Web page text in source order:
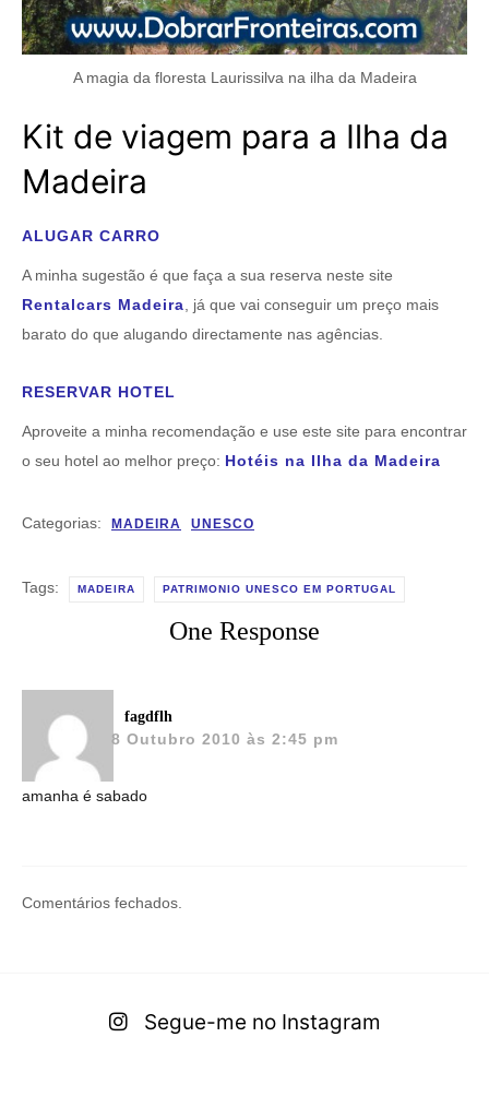
A magia da floresta Laurissilva na ilha da Madeira
Kit de viagem para a Ilha da
Madeira
ALUGAR CARRO
A minha sugestão é que faça a sua reserva neste site
Rentalcars Madeira , já que vai conseguir um preço mais
barato do que alugando directamente nas agências.
RESERVAR HOTEL
Aproveite a minha recomendação e use este site para encontrar
o seu hotel ao melhor preço: Hotéis na Ilha da Madeira
Categorias: MADEIRA UNESCO
Tags: MADEIRA PATRIMONIO UNESCO EM PORTUGAL
One Response
fagdflh
8 Outubro 2010 às 2:45 pm
amanha é sabado
Comentários fechados.
Segue-me no Instagram